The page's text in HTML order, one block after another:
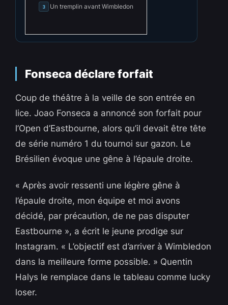
3 Un tremplin avant Wimbledon
Fonseca déclare forfait
Coup de théâtre à la veille de son entrée en
lice. Joao Fonseca a annoncé son forfait pour
l’Open d’Eastbourne, alors qu’il devait être tête
de série numéro 1 du tournoi sur gazon. Le
Brésilien évoque une gêne à l’épaule droite.
« Après avoir ressenti une légère gêne à
l’épaule droite, mon équipe et moi avons
décidé, par précaution, de ne pas disputer
Eastbourne », a écrit le jeune prodige sur
Instagram. « L’objectif est d’arriver à Wimbledon
dans la meilleure forme possible. » Quentin
Halys le remplace dans le tableau comme lucky
loser.